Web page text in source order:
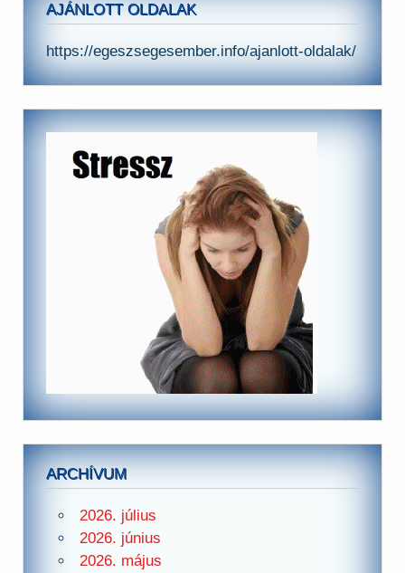
AJÁNLOTT OLDALAK
https://egeszsegesember.info/ajanlott-oldalak/
ARCHÍVUM
2026. július
2026. június
2026. május